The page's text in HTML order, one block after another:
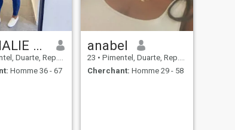
NATHALIE BRUNETTE
Duarte, Rep.Dominicaine
Homme 36 - 67
anabel
23 • Pimentel, Duarte, Rep.Dominicaine
Cherchant: Homme 29 - 58